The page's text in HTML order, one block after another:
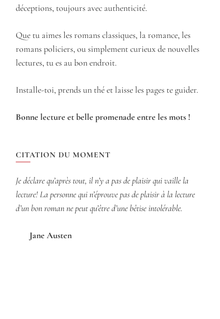
déceptions, toujours avec authenticité.
Que tu aimes les romans classiques, la romance, les
romans policiers, ou simplement curieux de nouvelles
lectures, tu es au bon endroit.
Installe-toi, prends un thé et laisse les pages te guider.
Bonne lecture et belle promenade entre les mots !
CITATION DU MOMENT
Je déclare qu’après tout, il n’y a pas de plaisir qui vaille la
lecture! La personne qui n’éprouve pas de plaisir à la lecture
d’un bon roman ne peut qu’être d’une bêtise intolérable.
Jane Austen